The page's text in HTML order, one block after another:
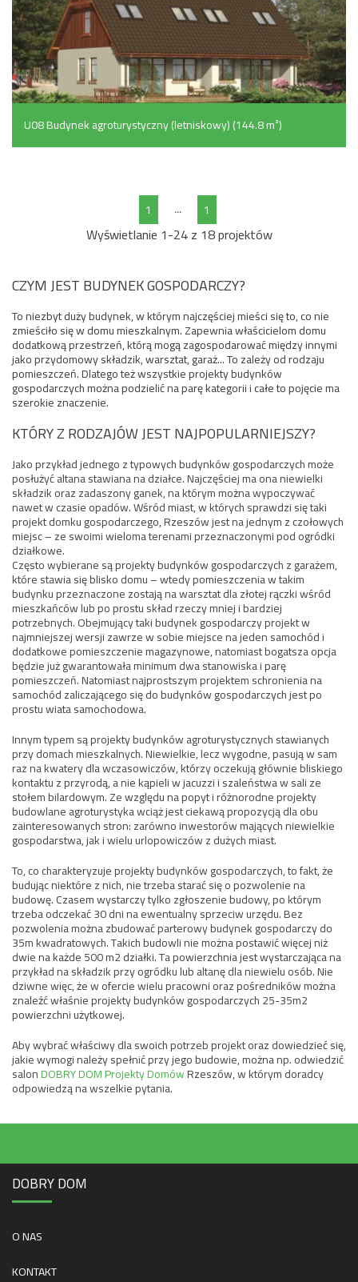
U08 Budynek agroturystyczny (letniskowy) (144.8 m²)
1 ... 1
Wyświetlanie 1-24 z 18 projektów
CZYM JEST BUDYNEK GOSPODARCZY?
To niezbyt duży budynek, w którym najczęściej mieści się to, co nie
zmieściło się w domu mieszkalnym. Zapewnia właścicielom domu
dodatkową przestrzeń, którą mogą zagospodarować między innymi
jako przydomowy składzik, warsztat, garaż... To zależy od rodzaju
pomieszczeń. Dlatego też wszystkie projekty budynków
gospodarczych można podzielić na parę kategorii i całe to pojęcie ma
szerokie znaczenie.
KTÓRY Z RODZAJÓW JEST NAJPOPULARNIEJSZY?
Jako przykład jednego z typowych budynków gospodarczych może
posłużyć altana stawiana na działce. Najczęściej ma ona niewielki
składzik oraz zadaszony ganek, na którym można wypoczywać
nawet w czasie opadów. Wśród miast, w których sprawdzi się taki
projekt domku gospodarczego, Rzeszów jest na jednym z czołowych
miejsc – ze swoimi wieloma terenami przeznaczonymi pod ogródki
działkowe.
Często wybierane są projekty budynków gospodarczych z garażem,
które stawia się blisko domu – wtedy pomieszczenia w takim
budynku przeznaczone zostają na warsztat dla złotej rączki wśród
mieszkańców lub po prostu skład rzeczy mniej i bardziej
potrzebnych. Obejmujący taki budynek gospodarczy projekt w
najmniejszej wersji zawrze w sobie miejsce na jeden samochód i
dodatkowe pomieszczenie magazynowe, natomiast bogatsza opcja
będzie już gwarantowała minimum dwa stanowiska i parę
pomieszczeń. Natomiast najprostszym projektem schronienia na
samochód zaliczającego się do budynków gospodarczych jest po
prostu wiata samochodowa.
Innym typem są projekty budynków agroturystycznych stawianych
przy domach mieszkalnych. Niewielkie, lecz wygodne, pasują w sam
raz na kwatery dla wczasowiczów, którzy oczekują głównie bliskiego
kontaktu z przyrodą, a nie kąpieli w jacuzzi i szaleństwa w sali ze
stołem bilardowym. Ze względu na popyt i różnorodne projekty
budowlane agroturystyka wciąż jest ciekawą propozycją dla obu
zainteresowanych stron: zarówno inwestorów mających niewielkie
gospodarstwa, jak i wielu urlopowiczów z dużych miast.
To, co charakteryzuje projekty budynków gospodarczych, to fakt, że
budując niektóre z nich, nie trzeba starać się o pozwolenie na
budowę. Czasem wystarczy tylko zgłoszenie budowy, po którym
trzeba odczekać 30 dni na ewentualny sprzeciw urzędu. Bez
pozwolenia można zbudować parterowy budynek gospodarczy do
35m kwadratowych. Takich budowli nie można postawić więcej niż
dwie na każde 500 m2 działki. Ta powierzchnia jest wystarczająca na
przykład na składzik przy ogródku lub altanę dla niewielu osób. Nie
dziwne więc, że w ofercie wielu pracowni oraz pośredników można
znaleźć właśnie projekty budynków gospodarczych 25-35m2
powierzchni użytkowej.
Aby wybrać właściwy dla swoich potrzeb projekt oraz dowiedzieć się,
jakie wymogi należy spełnić przy jego budowie, można np. odwiedzić
salonDOBRY DOM Projekty DomówRzeszów, w którym doradcy
odpowiedzą na wszelkie pytania.
DOBRY DOM
O NAS
KONTAKT